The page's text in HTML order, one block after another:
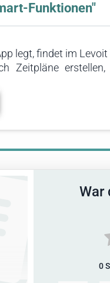
Funktionen"
legt, findet im
Zeitpläne erstellen,
Der
die
War
0